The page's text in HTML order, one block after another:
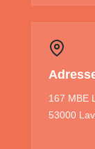
167 MBE
53000